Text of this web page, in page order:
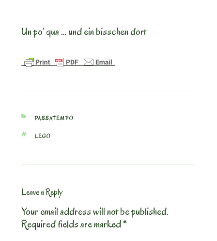
Un po’ qua … und ein bisschen dort
CATEGORIES
PASSATEMPO
TAGS
LEGO
Leave a Reply
Your email address will not be published.
Required fields are marked*